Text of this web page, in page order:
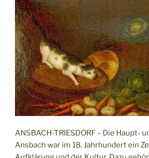
ANSBACH-TRIESDORF – Die Haupt-
Ansbach war im 18. Jahrhundert ein